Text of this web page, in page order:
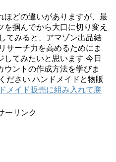
ほどの違いがありますが、最
掴んでから大口に切り変え
てみると、アマゾン出品結
サーチ力を高めるためにま
てみたいと思います 今日
ウントの作成方法を学びま
さい ハンドメイドと物販
メイド販売に組み入れて勝
ーリンク